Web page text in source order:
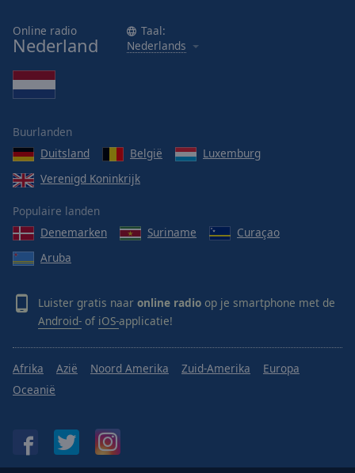
Online radio
Nederland
Taal:
Nederlands
Buurlanden
Duitsland
België
Luxemburg
Verenigd Koninkrijk
Populaire landen
Denemarken
Suriname
Curaçao
Aruba
Luister gratis naar online radio op je smartphone met de
Android- of iOS-applicatie!
Afrika Azië Noord Amerika Zuid-Amerika
Europa
Oceanië